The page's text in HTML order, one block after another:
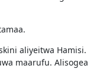
aliyeitwa Hamisi.
maarufu. Alisogea